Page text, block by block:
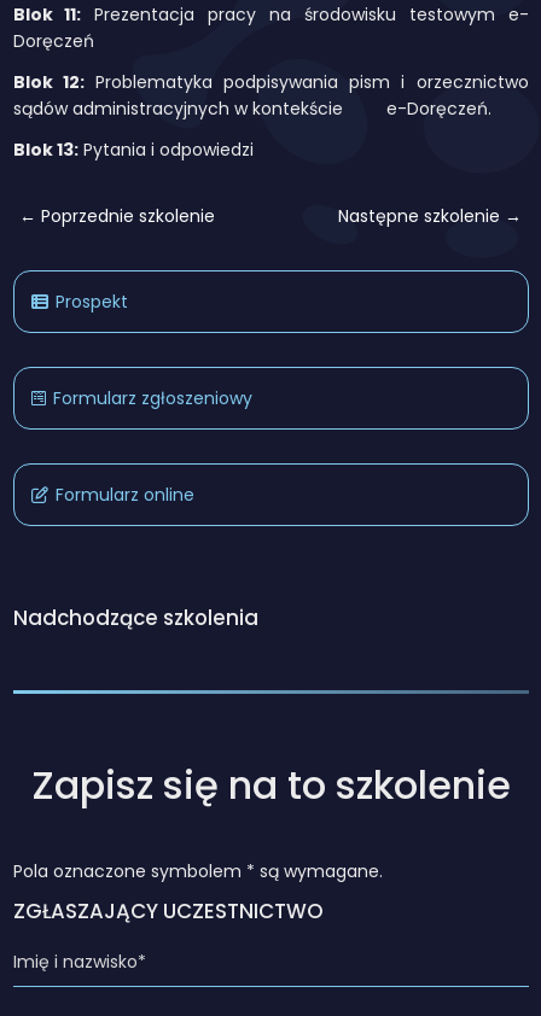
Blok 11: Prezentacja pracy na środowisku testowym e-
Doręczeń
Blok 12:Problematyka podpisywania pism i orzecznictwo
sądów administracyjnych w kontekście e-Doręczeń.
Blok 13:Pytania i odpowiedzi
← Poprzednie szkolenie Następne szkolenie →
Prospekt
Formularz zgłoszeniowy
Formularz online
Nadchodzące szkolenia
Zapisz się na to szkolenie
Pola oznaczone symbolem * są wymagane.
ZGŁASZAJĄCY UCZESTNICTWO